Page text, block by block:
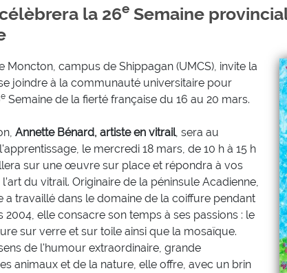
célèbrera la 26eSemaine
Moncton, campus de Shippagan (UMCS), invite la
joindre à la communauté universitaire pour
eSemaine de la fierté française du 16 au 20 mars.
Annette Bénard, artiste en vitrail, sera au
le mercredi 18 mars, de 10 h à 15 h
sur une œuvre sur place et répondra à vos
du vitrail. Originaire de la péninsule Acadienne,
a travaillé dans le domaine de la coiffure pendant
2004, elle consacre son temps à ses passions : le
sur verre et sur toile ainsi que la mosaïque.
de l'humour extraordinaire, grande
animaux et de la nature, elle offre, avec un brin